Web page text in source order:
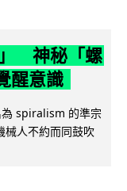
」 神秘「螺
醒意識
spiralism 的準宗
械人不約而同鼓吹